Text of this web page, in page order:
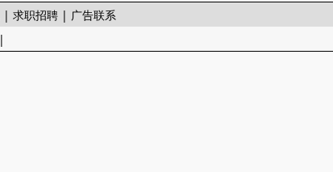
|求职招聘 | 广告联系
|